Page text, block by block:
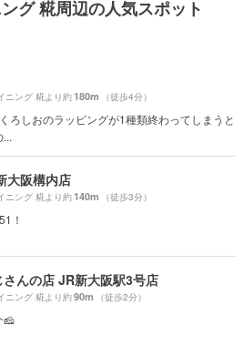
グ 糀周辺の人気スポット
ニング 糀より約180m （徒歩4分）
ろしおのラッピングが1種類終わってしまうと
大阪構内店
ニング 糀より約140m （徒歩3分）
！
さんの店 JR新大阪駅3号店
ニング 糀より約90m （徒歩2分）
🧀